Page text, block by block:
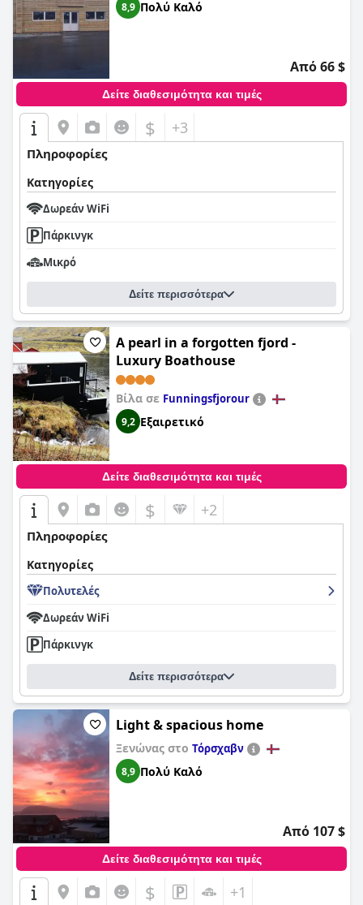
8,9 Πολύ Καλό
Από 66 $
Δείτε διαθεσιμότητα και τιμές
$ +3
Πληροφορίες
Κατηγορίες
Δωρεάν WiFi
Πάρκινγκ
Μικρό
Δείτε περισσότερα
A pearl in a forgotten fjord -
Luxury Boathouse
Βίλα σε Funningsfjorour
9,2 Εξαιρετικό
Δείτε διαθεσιμότητα και τιμές
$ +2
Πληροφορίες
Κατηγορίες
Πολυτελές
Δωρεάν WiFi
Πάρκινγκ
Δείτε περισσότερα
Light & spacious home
Ξενώνας στο Τόρσχαβν
8,9 Πολύ Καλό
Από 107 $
Δείτε διαθεσιμότητα και τιμές
$ +1